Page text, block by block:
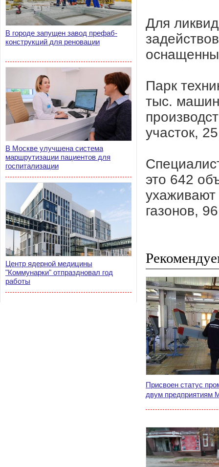
В городе запущен завод префаб-
конструкций для реновации
В Москве улучшена система
маршрутизации пациентов для
госпитализации
Центр ядерной медицины
"Коммунарки" отпраздновал год
работы
Для
Парк
тыс.
участок,
это 642
газонов,
Присвоен статус
двум предприятиям